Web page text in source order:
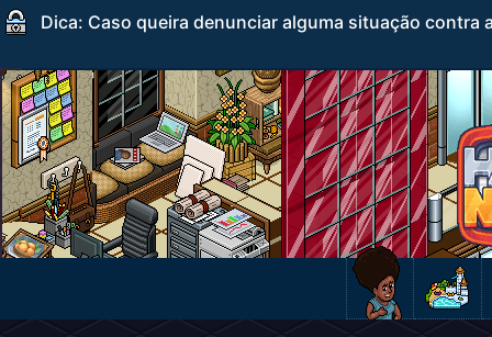
Dica: Caso queira denunciar alguma situação